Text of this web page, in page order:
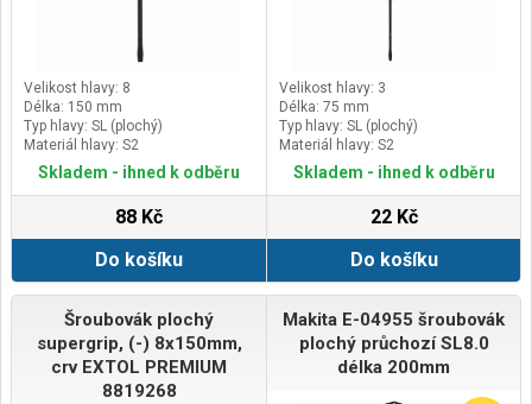
Velikost hlavy: 8
Délka: 150 mm
Typ hlavy: SL (plochý)
Materiál hlavy: S2
Skladem - ihned k odběru
88 Kč
Do košíku
Velikost hlavy: 3
Délka: 75 mm
Typ hlavy: SL (plochý)
Materiál hlavy: S2
Skladem - ihned k odběru
22 Kč
Do košíku
Šroubovák plochý
supergrip, (-) 8x150mm,
crv EXTOL PREMIUM
8819268
Makita E-04955 šroubovák
plochý průchozí SL8.0
délka 200mm